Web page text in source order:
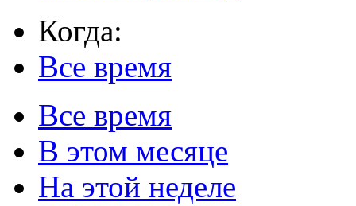
Когда:
Все время
Все время
В этом месяце
На этой неделе